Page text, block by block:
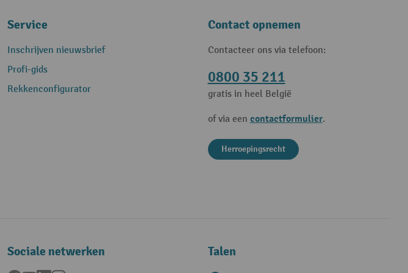
Service
Inschrijven nieuwsbrief
Profi-gids
Rekkenconfigurator
Contact opnemen
Contacteer ons via telefoon:
0800 35 211
gratis in heel België
of via een contactformulier.
Herroepingsrecht
Sociale netwerken Talen